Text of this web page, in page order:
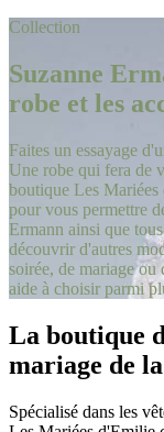
Collection
Suzanne
robe et les
Faites un essayage
Une robe qui fera de
boutique Les Mariées
pour vous permettre
Ermann ainsi que
découvrir d'autres
soirée, de mariage
aide à choisir parmi
La boutique
mariage de
Spécialisé dans les